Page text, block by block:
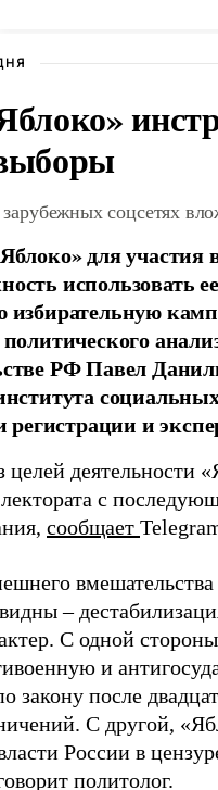
соцсетях
для
использовать
избирательную
РФ Павел
регистрации и
деятельности
с
сообщает
–
С одной
и
после
С другой,
России в
политолог.